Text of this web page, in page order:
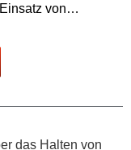
Einsatz von…